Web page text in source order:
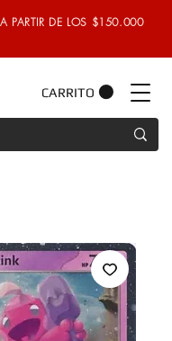
PARTIR DE LOS $150.000
CARRITO